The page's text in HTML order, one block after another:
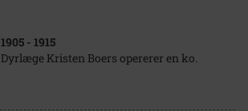
1905 - 1915
Dyrlæge Kristen Boers opererer en ko.